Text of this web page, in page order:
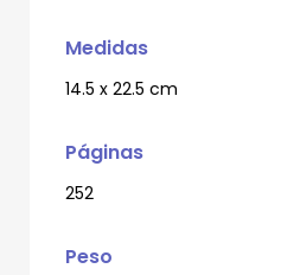
Medidas
14.5 x 22.5 cm
Páginas
252
Peso